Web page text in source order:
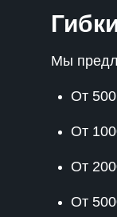
Мы
От
От
От
От